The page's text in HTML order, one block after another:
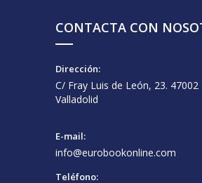
CONTACTA CON
Dirección:
C/ Fray Luis de León, 23. 47002
Valladolid
E-mail:
info@eurobookonline.com
Teléfono: